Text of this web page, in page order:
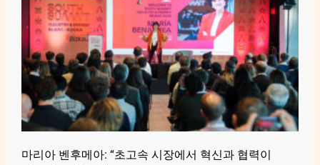
마리아 벤후메아: “초고속 시장에서 혁신과 협력이